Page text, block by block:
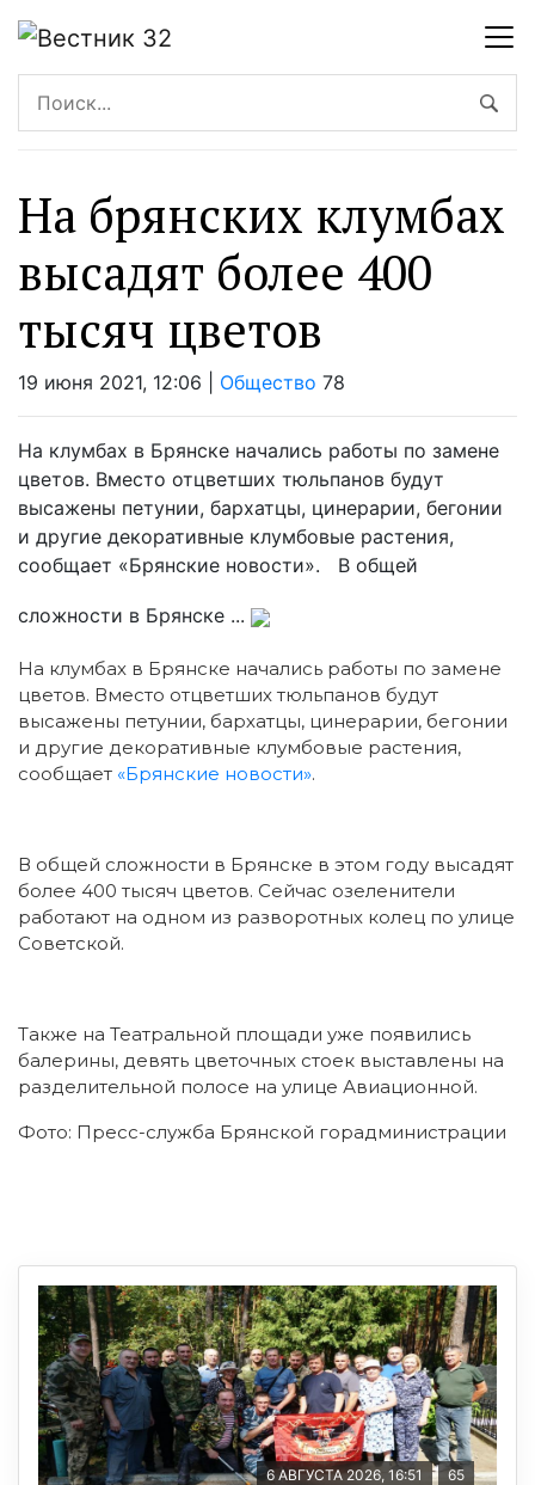
На брянских клумбах
высадят более 400
тысяч цветов
19 июня 2021, 12:06 | Общество 78
На клумбах в Брянске начались работы по замене
цветов. Вместо отцветших тюльпанов будут
высажены петунии, бархатцы, цинерарии, бегонии
и другие декоративные клумбовые растения,
сообщает «Брянские новости». В общей
сложности в Брянске ...
На клумбах в Брянске начались работы по замене
цветов. Вместо отцветших тюльпанов будут
высажены петунии, бархатцы, цинерарии, бегонии
и другие декоративные клумбовые растения,
сообщает «Брянские новости».
В общей сложности в Брянске в этом году высадят
более 400 тысяч цветов. Сейчас озеленители
работают на одном из разворотных колец по улице
Советской.
Также на Театральной площади уже появились
балерины, девять цветочных стоек выставлены на
разделительной полосе на улице Авиационной.
Фото: Пресс-служба Брянской горадминистрации
6 АВГУСТА 2026, 16:51 65